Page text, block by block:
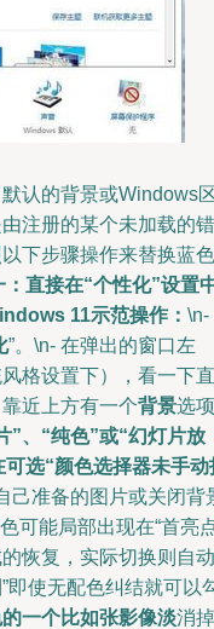
认的背景或Windows
注册的某个未加载的错
下步骤操作来替换蓝色
：直接在“个性化”设置
11示范操作： \n-
”。\n- 在弹出的窗口左
格设置下），看一下直
近上方有一个背景选项
”、“纯色”或“幻灯片放
选“颜色选择器未手动
己准备的图片或关闭背
可能局部出现在“首亮
恢复，实际切换则自动
即使无配色纠结就可以
一个比如张影像淡消掉